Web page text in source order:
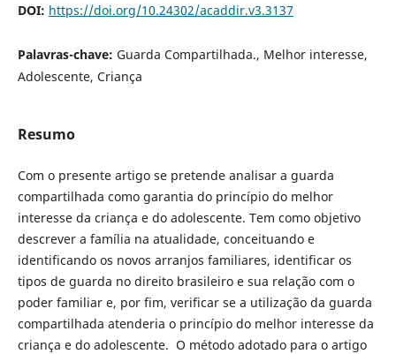
DOI: https://doi.org/10.24302/acaddir.v3.3137
Palavras-chave: Guarda Compartilhada., Melhor interesse,
Adolescente, Criança
Resumo
Com o presente artigo se pretende analisar a guarda
compartilhada como garantia do princípio do melhor
interesse da criança e do adolescente. Tem como objetivo
descrever a família na atualidade, conceituando e
identificando os novos arranjos familiares, identificar os
tipos de guarda no direito brasileiro e sua relação com o
poder familiar e, por fim, verificar se a utilização da guarda
compartilhada atenderia o princípio do melhor interesse da
criança e do adolescente. O método adotado para o artigo